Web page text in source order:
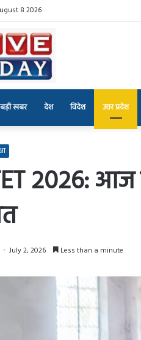
8 2026
बड़ी खबर देश विदेश उत्तर प्रदेश
2026: आज
July 2, 2026 Less than a minute